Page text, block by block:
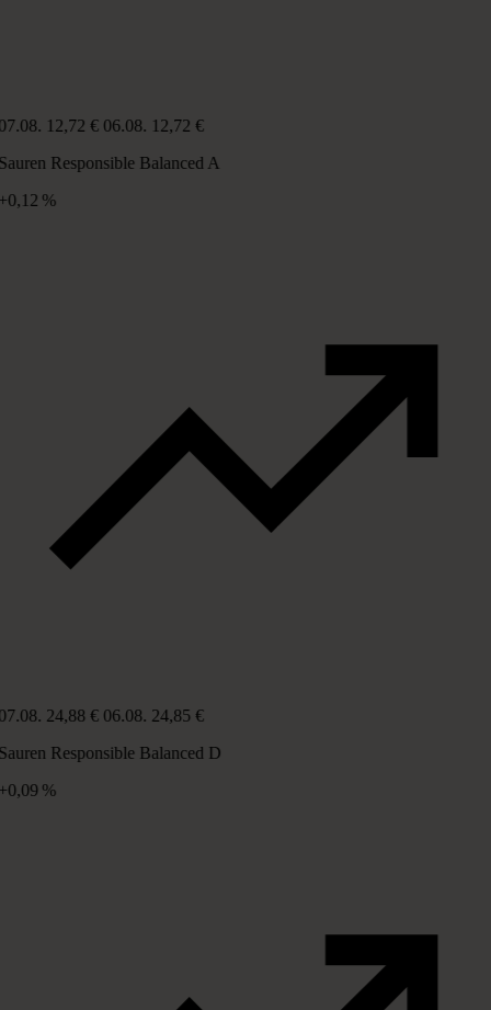
12,72 € 06.08. 12,72 €
Responsible Balanced A
%
24,88 € 06.08. 24,85 €
Responsible Balanced D
%